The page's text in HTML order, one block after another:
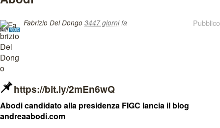
Pubblico
Fabrizio Del Dongo 3447 giorni fa
https://bit.ly/2mEn6wQ
Abodi candidato alla presidenza FIGC lancia il blog
andreaabodi.com